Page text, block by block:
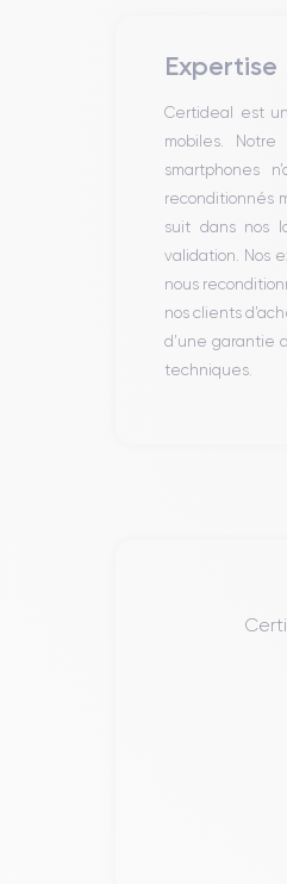
Expertise
Certideal est
mobiles. Notre
smartphones
reconditionnés
suit dans nos
validation. Nos
nous
nos clients
d’une garantie
techniques.